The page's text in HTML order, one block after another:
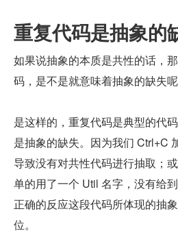
重复代码是抽象的
如果说抽象的本质是共性的话，
码，是不是就意味着抽象的缺失
是这样的，重复代码是典型的代
是抽象的缺失。因为我们 Ctrl+C
导致没有对共性代码进行抽取；
单的用了一个 Util 名字，没有给
正确的反应这段代码所体现的抽
位。